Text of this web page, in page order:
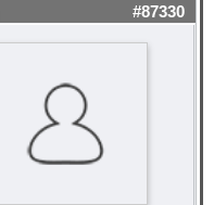
#87330